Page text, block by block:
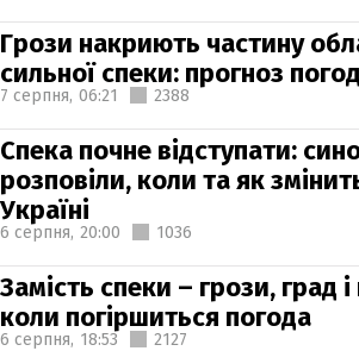
Грози накриють частину
сильної спеки: прогноз
7 серпня, 06:21 2388
Спека почне відступати:
розповіли, коли та як
Україні
6 серпня, 20:00 1036
Замість спеки – грози, град
коли погіршиться погода
6 серпня, 18:53 2127